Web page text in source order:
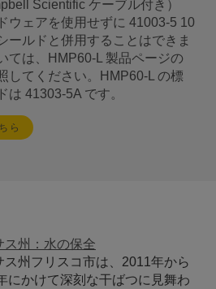
Scientific ケーブル付き）
ウェアを使用せずに 41003-5 10
ールドと併用することはできま
ては、HMP60-L 製品ページの
してください。HMP60-L の標
は 41303-5A です。
ら
ス州：水の保全
ス州フリスコ市は、2011年から
にかけて深刻な干ばつに見舞わ